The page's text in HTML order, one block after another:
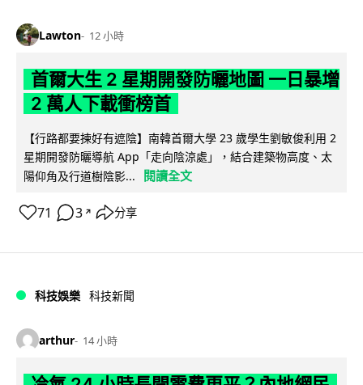
Lawton 12 小時
首爾大生 2 星期開發防曬地圖 一日暴增
2 萬人下載衝榜首
【行路都要揀好有遮陰】南韓首爾大學 23 歲學生劉敏俊利用 2
星期開發防曬導航 App「走向陰涼處」，結合建築物高度、太
陽仰角及行道樹陰影...
閱讀全文
71 3 ↗ 分享
科技娛樂 科技新聞
arthur 14 小時